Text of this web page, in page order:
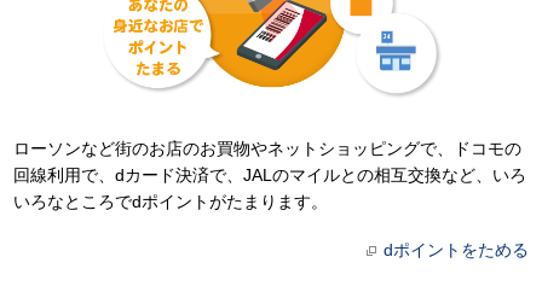
ローソンなど街のお店のお買物やネットショッピングで、ドコモの
回線利用で、dカード決済で、JALのマイルとの相互交換など、いろ
いろなところでdポイントがたまります。
dポイントをためる